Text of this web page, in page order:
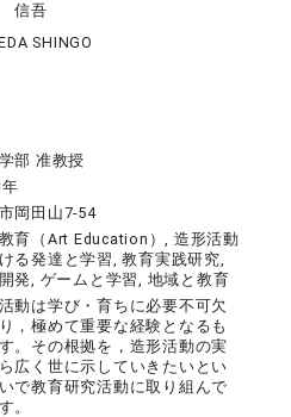
信吾
SHINGO
部 准教授
岡田山7-54
育（Art Education）, 造形活動
る発達と学習, 教育実践研究,
発, ゲームと学習, 地域と教育
動は学び・育ちに必要不可欠
，極めて重要な経験となるも
。その根拠を，造形活動の実
広く世に示していきたいとい
で教育研究活動に取り組んで
。